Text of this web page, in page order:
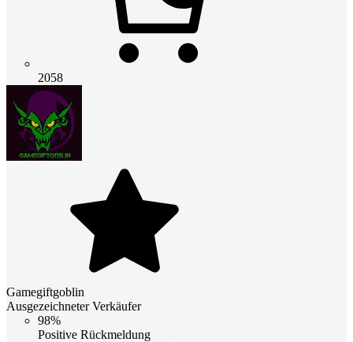
2058
Gamegiftgoblin
Ausgezeichneter Verkäufer
98%
Positive Rückmeldung